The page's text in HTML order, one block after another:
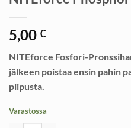
5,00 €
NITEforce Fosfori-
jälkeen poistaa ensin pahin
piipusta.
Varastossa